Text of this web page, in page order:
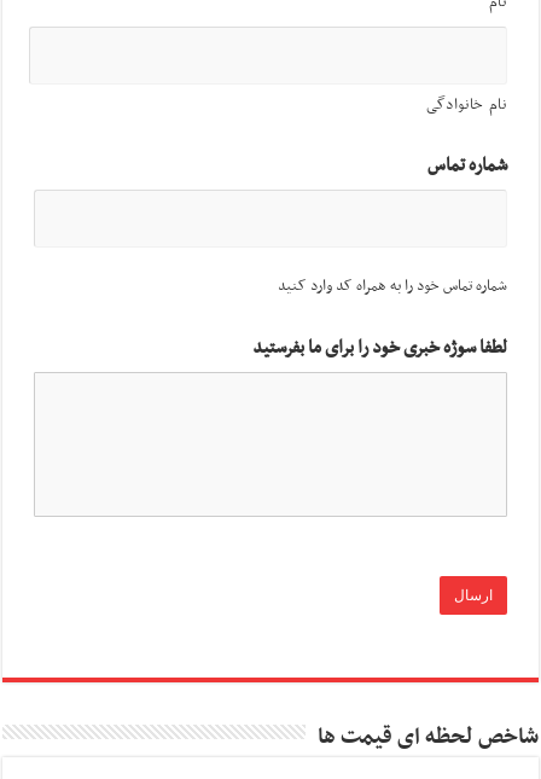
نام خانوادگی
شماره تماس
شماره تماس خود را به همراه کد وارد کنید
لطفا سوژه خبری خود را برای ما بفرستید
شاخص لحظه ای قیمت ها